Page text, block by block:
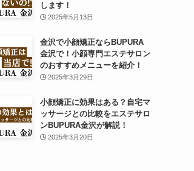
します！
2025年5月13日
金沢で小顔矯正ならBUPURA
金沢で！小顔専門エステサロン
のおすすめメニューを紹介！
2025年3月29日
小顔矯正に効果はある？自宅マ
ッサージとの比較をエステサロ
ンBUPURA金沢が解説！
2025年3月20日